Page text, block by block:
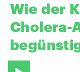
Wie der
Cholera-